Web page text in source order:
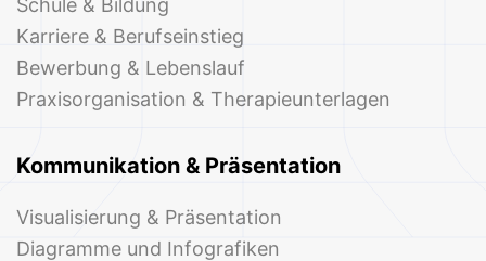
Schule & Bildung
Karriere & Berufseinstieg
Bewerbung & Lebenslauf
Praxisorganisation & Therapieunterlagen
Kommunikation & Präsentation
Visualisierung & Präsentation
Diagramme und Infografiken